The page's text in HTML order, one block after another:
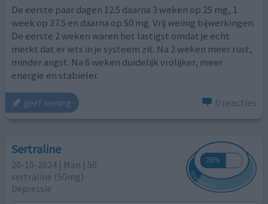
De eerste paar dagen 12.5 daarna 3 weken op 25 mg, 1
week op 37.5 en daarna op 50 mg. Vrij weinig bijwerkingen.
De eerste 2 weken waren het lastigst omdat je echt
merkt dat er iets in je systeem zit. Na 2 weken meer rust,
minder angst. Na 6 weken duidelijk vrolijker, meer
energie en stabieler.
geef mening 0 reacties
Sertraline
20-10-2024 | Man | 50
sertraline (50mg)
Depressie